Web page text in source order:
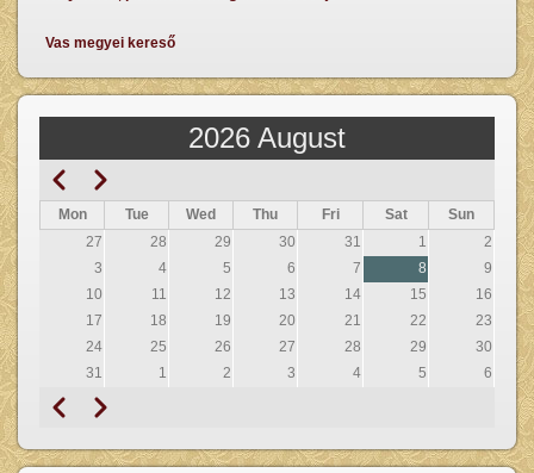
Vas megyei kereső
2026 August
Pagination
Previous
Next
Mon Tue Wed Thu Fri Sat
Sun
27
28 29 30 31 1
2
3
4 5 6 7 8
9
10
11 12 13 14 15
16
17
18 19 20 21 22
23
24
25 26 27 28 29
30
31
1 2 3 4 5 6
Pagination
Previous
Next